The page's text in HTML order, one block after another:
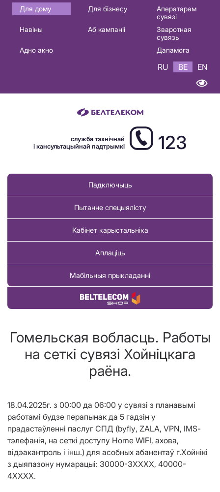
Основная
навигация
Для дому Для бізнесу
Аператарам
сувязі
Навіны
Аб кампаніі
Зваротная
сувязь
Адно акно
Дапамога
RU BE EN
служба тэхнічнай
і кансультацыйнай падтрымкі
123
Падключыць
Пытанне спецыялісту
Кабінет карыстальніка
Аплаціць
Мабільныя прыкладанні
Купіць тавар
Гомельская вобласць. Работы
на сеткі сувязі Хойнiцкага
раёна.
18.04.2025г. з 00:00 да 06:00 у сувязі з планавымі
работамі будзе перапынак да 5 гадзін у
прадастаўленні паслуг СПД (byfly, ZALA, VPN, IMS-
тэлефанія, на сеткі доступу Home WIFI, ахова,
відэакантроль і інш.) для асобных абанентаў г.Хойнiкi
з дыяпазону нумарацыі: 30000-3XXXX, 40000-
4XXXX.